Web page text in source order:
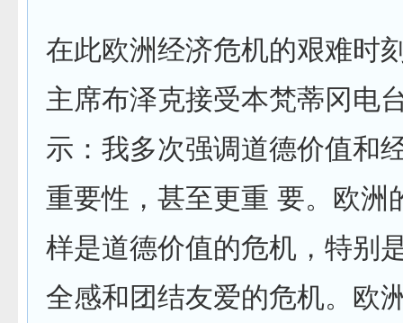
在此欧洲经济危机的艰难时
主席布泽克接受本梵蒂冈电
示：我多次强调道德价值和
重要性，甚至更重 要。欧洲
样是道德价值的危机，特别
全感和团结友爱的危机。欧